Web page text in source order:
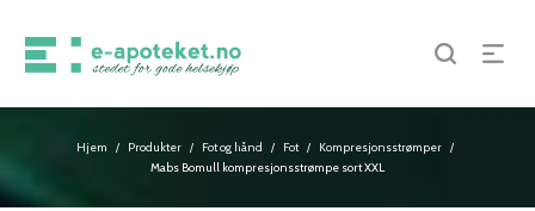
Hjem / Produkter / Fot og hånd / Fot / Kompresjonsstrømper /
Mabs Bomull kompresjonsstrømpe sort XXL